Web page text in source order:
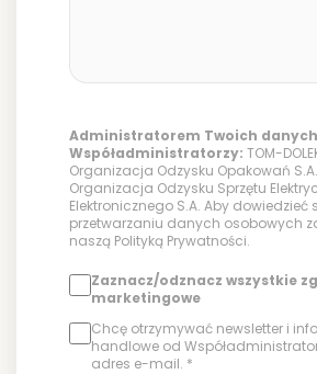
Administratorem Twoich
Współadministratorzy: TOM-
Organizacja Odzysku Opakowań
Organizacja Odzysku Sprzętu
Elektronicznego S.A. Aby dowiedzieć
przetwarzaniu danych osobowych
naszą Polityką Prywatności.
Zaznacz/odznacz wszystkie
marketingowe
Chcę otrzymywać newsletter i
handlowe od
adres e-mail. *